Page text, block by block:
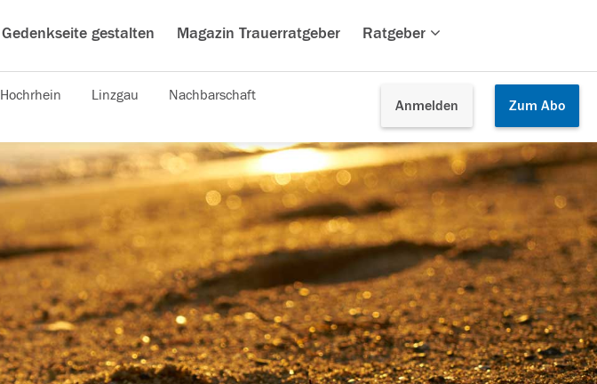
Gedenkseite gestalten Magazin Trauerratgeber Ratgeber
Anmelden Zum Abo
Hochrhein Linzgau Nachbarschaft